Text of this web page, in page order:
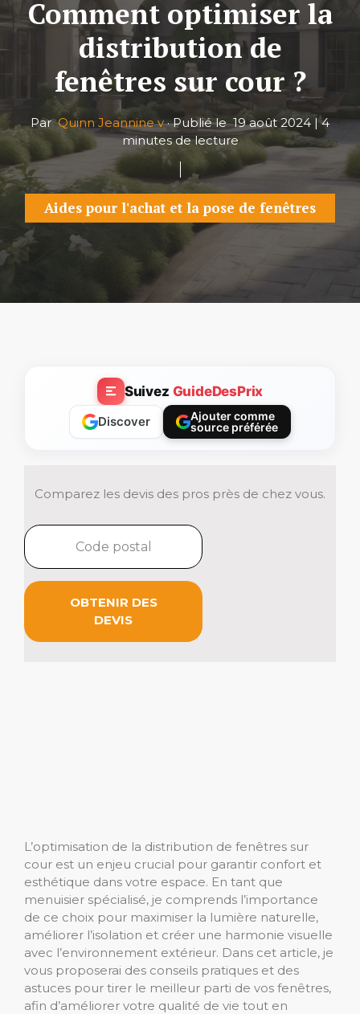
Comment optimiser la
distribution de
fenêtres sur cour ?
ParQuinn Jeannine v· Publié le19 août 2024 | 4
minutes de lecture
Aides pour l'achat et la pose de fenêtres
Suivez GuideDesPrix
Discover
Ajouter comme
source préférée
Comparez les devis des pros près de chez vous.
OBTENIR DES
DEVIS
L’optimisation de la distribution de fenêtres sur
cour est un enjeu crucial pour garantir confort et
esthétique dans votre espace. En tant que
menuisier spécialisé, je comprends l’importance
de ce choix pour maximiser la lumière naturelle,
améliorer l’isolation et créer une harmonie visuelle
avec l’environnement extérieur. Dans cet article, je
vous proposerai des conseils pratiques et des
astuces pour tirer le meilleur parti de vos fenêtres,
afin d’améliorer votre qualité de vie tout en